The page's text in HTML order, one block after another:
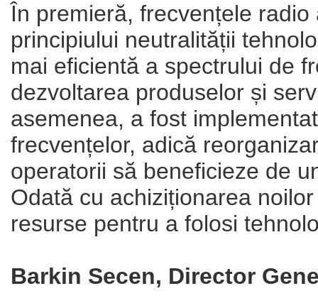
În premieră, frecvențele
principiului neutralității
mai eficientă a spectrului de
dezvoltarea produselor și
asemenea, a fost
frecvențelor, adică
operatorii să beneficieze de
Odată cu achiziționarea
resurse pentru a folosi
Barkin Secen, Director